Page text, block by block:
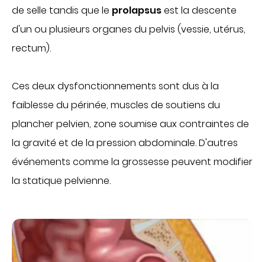
NOS SPÉCIALITÉS
PRENDRE RENDEZ-VOUS
PATIENTS INTERNATIONAUX
ACCÈS PROFESSIONNEL
PORTAIL PATIENT
Pour les patients porteurs de handicap
ACCÉDER À NOS ÉTABLISSEMENTS
Obtenir des informations sur mon hospitalisation
Obtenir la TV et le téléphone en chambre
Régler une facture
PATIENTS INTERNATIONNAUX
MÉDECINE
Cancérologie
Gastroentérologie
Gériatrie aiguë
de selle tandis que le prolapsusest la descente
d'un ou plusieurs organes du pelvis (vessie, utérus,
rectum).
Ces deux dysfonctionnements sont dus à la
faiblesse du périnée, muscles de soutiens du
plancher pelvien, zone soumise aux contraintes de
la gravité et de la pression abdominale. D'autres
événements comme la grossesse peuvent modifier
la statique pelvienne.